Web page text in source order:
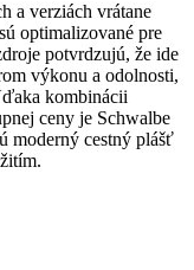
a verziách vrátane
optimalizované pre
potvrdzujú, že ide
výkonu a odolnosti,
kombinácii
ceny je Schwalbe
moderný cestný plášť